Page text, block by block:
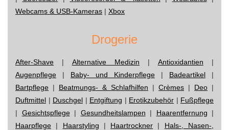
Webcams & USB-Kameras | Xbox
Drogerie
After-Shave | Alternative Medizin | Antioxidantien |
Augenpflege | Baby- und Kinderpflege | Badeartikel |
Bartpflege | Beatmungs- & Schlafhilfen | Crèmes | Deo |
Duftmittel | Duschgel | Entgiftung | Erotikzubehör | Fußpflege
| Gesichtspflege| Gesundheitslampen | Haarentfernung |
Haarpflege | Haarstyling | Haartrockner | Hals-, Nasen-,